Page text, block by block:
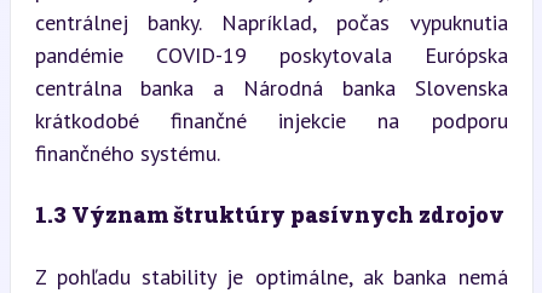
centrálnej banky. Napríklad, počas vypuknutia
pandémie COVID-19 poskytovala Európska
centrálna banka a Národná banka Slovenska
krátkodobé finančné injekcie na podporu
finančného systému.
1.3 Význam štruktúry pasívnych zdrojov
Z pohľadu stability je optimálne, ak banka nemá